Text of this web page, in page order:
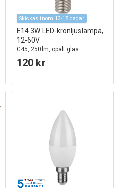
Skickas inom 13-15 dagar
E14 3W LED-kronljuslampa,
12-60V
G45, 250lm, opalt glas
120 kr